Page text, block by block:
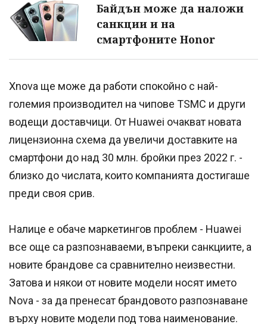
Байдън може да наложи
санкции и на
смартфоните Honor
Xnova ще може да работи спокойно с най-
големия производител на чипове TSMC и други
водещи доставчици. От Huawei очакват новата
лицензионна схема да увеличи доставките на
смартфони до над 30 млн. бройки през 2022 г. -
близко до числата, които компанията достигаше
преди своя срив.
Налице е обаче маркетингов проблем - Huawei
все още са разпознаваеми, въпреки санкциите, а
новите брандове са сравнително неизвестни.
Затова и някои от новите модели носят името
Nova - за да пренесат брандовото разпознаване
върху новите модели под това наименование.